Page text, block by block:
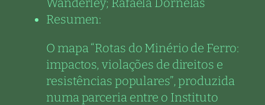
Wanderley; Rafaela Dornelas
Resumen:
O mapa “Rotas do Minério de Ferro:
impactos, violações de direitos e
resistências populares”, produzida
numa parceria entre o Instituto